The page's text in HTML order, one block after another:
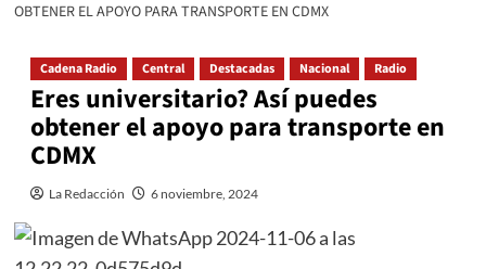
OBTENER EL APOYO PARA TRANSPORTE EN CDMX
Cadena Radio Central Destacadas Nacional Radio
Eres universitario? Así puedes
obtener el apoyo para transporte en
CDMX
La Redacción 6 noviembre, 2024